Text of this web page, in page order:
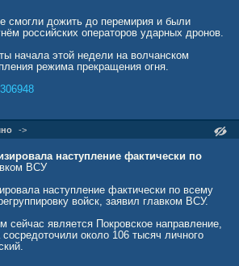
смогли дожить до перемирия и были
российских операторов ударных дронов.
начала этой недели на волчанском
режима прекращения огня.
->
наступление фактически по
ВСУ
наступление фактически по всему
войск, заявил главком ВСУ.
сейчас является Покровское направление,
сосредоточили около 106 тысяч личного